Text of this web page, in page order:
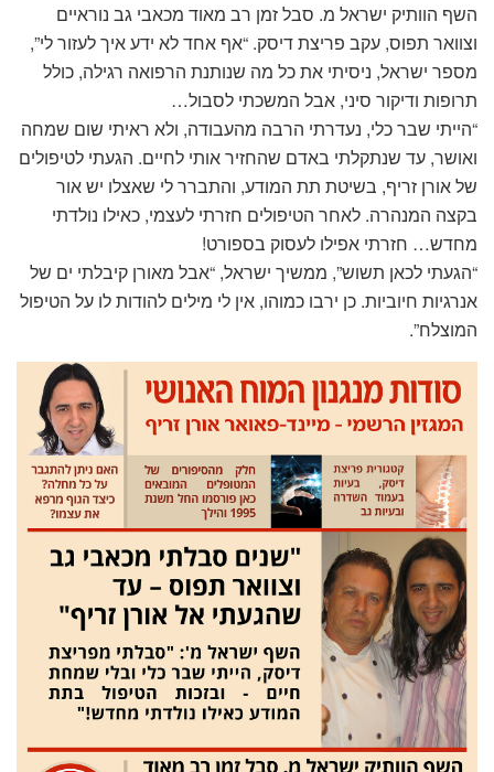
השף הוותיק ישראל מ. סבל זמן רב מאוד מכאבי גב נוראיים
וצוואר תפוס, עקב פריצת דיסק. “אף אחד לא ידע איך לעזור לי”,
מספר ישראל, ניסיתי את כל מה שנותנת הרפואה רגילה, כולל
תרופות ודיקור סיני, אבל המשכתי לסבול…
“הייתי שבר כלי, נעדרתי הרבה מהעבודה, ולא ראיתי שום שמחה
ואושר, עד שנתקלתי באדם שהחזיר אותי לחיים. הגעתי לטיפולים
של אורן זריף, בשיטת תת המודע, והתברר לי שאצלו יש אור
בקצה המנהרה. לאחר הטיפולים חזרתי לעצמי, כאילו נולדתי
מחדש… חזרתי אפילו לעסוק בספורט!
“הגעתי לכאן תשוש”, ממשיך ישראל, “אבל מאורן קיבלתי ים של
אנרגיות חיוביות. כן ירבו כמוהו, אין לי מילים להודות לו על הטיפול
המוצלח”.